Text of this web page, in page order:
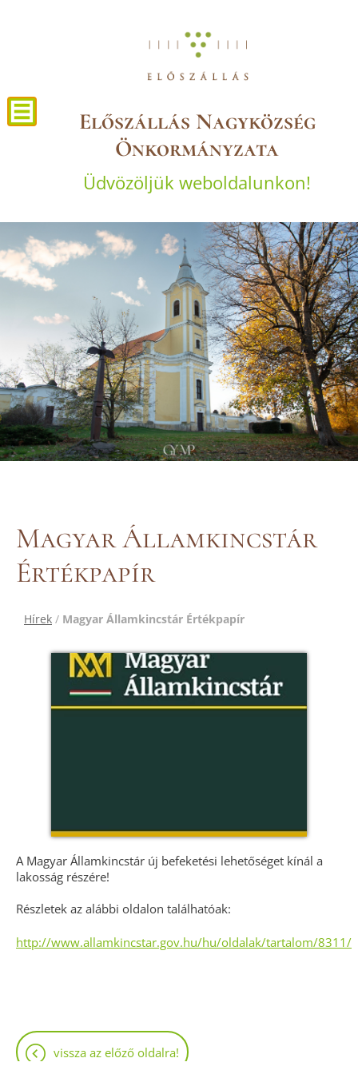
Előszállás Nagyközség
Önkormányzata
Üdvözöljük weboldalunkon!
Magyar Államkincstár
Értékpapír
Hírek / Magyar Államkincstár Értékpapír
A Magyar Államkincstár új befeketési lehetőséget kínál a
lakosság részére!
Részletek az alábbi oldalon találhatóak:
http://www.allamkincstar.gov.hu/hu/oldalak/tartalom/8311/
vissza az előző oldalra!